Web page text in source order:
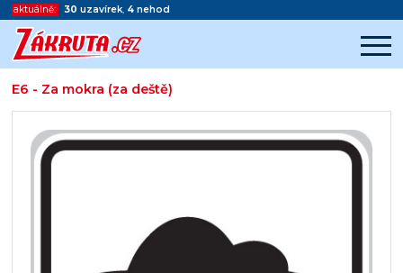
aktuálně: 30 uzavírek, 4 nehod
E6 - Za mokra (za deště)
Začátek reklamy
Konec reklamy